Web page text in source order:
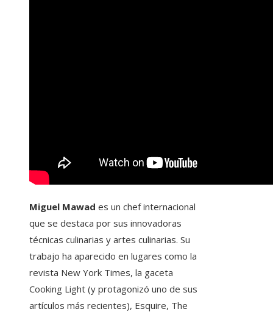
Miguel Mawad es un chef internacional
que se destaca por sus innovadoras
técnicas culinarias y artes culinarias. Su
trabajo ha aparecido en lugares como la
revista New York Times, la gaceta
Cooking Light (y protagonizó uno de sus
artículos más recientes), Esquire, The